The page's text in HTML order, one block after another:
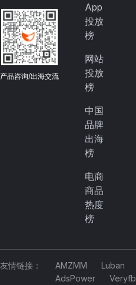
产品咨询/出海交流
App
投放
榜
网站
投放
榜
中国
品牌
出海
榜
电商
商品
热度
榜
友情链接： AMZMM Luban
AdsPower
Veryfb